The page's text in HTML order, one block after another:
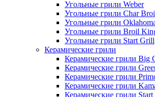
Угольные грили Weber
Угольные грили Char
Угольные грили
Угольные грили Broil
Угольные грили Start Grill
Керамические грили
Керамические грили Big
Керамические грили
Керамические грили
Керамические грили
Керамические грили